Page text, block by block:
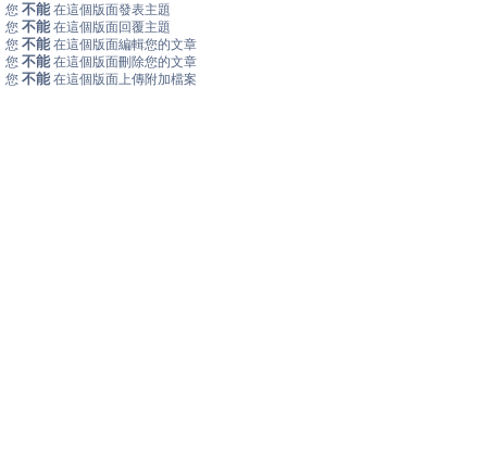
您 不能 在這個版面發表主題
您 不能 在這個版面回覆主題
您 不能 在這個版面編輯您的文章
您 不能 在這個版面刪除您的文章
您 不能 在這個版面上傳附加檔案